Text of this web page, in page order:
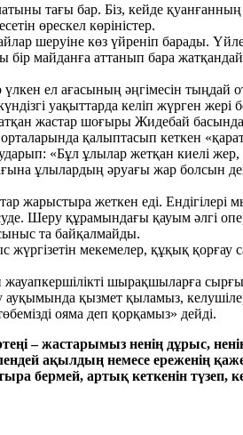
тағы бар. Біз, кейде
өрескел көріністер.
шеруіне көз үйреніп барады.
бір майданға аттанып бара
ел ағасының әңгімесін
уақыттарда келіп жүрген
жастар шоғыры Жидебай
қалыптасып кеткен
«Бұл ұлылар жетқан киелі
ұлылардың әруағы жар болсын
жарыстыра жеткен еді. Ендігілері
Шеру құрамындағы қауым әлгі
та байқалмайды.
мекемелер, құқық
шырақшыларға
қызмет қыламыз,
ояма деп қорқамыз» дейді.
– жастарымыз ненің дұрыс,
ақылдың немесе ереженің
артық кеткенін түзеп,